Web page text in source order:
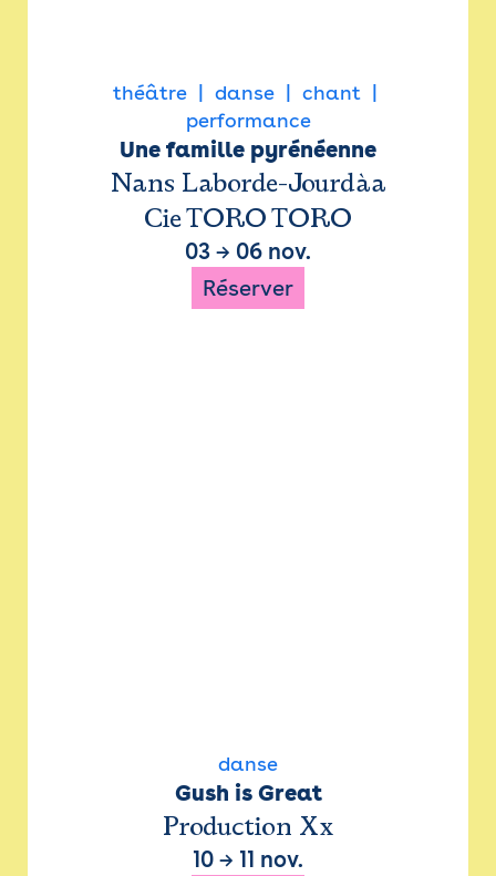
théâtre danse
chant
performance
Une famille pyrénéenne
Nans Laborde-Jourdàa
Cie TORO TORO
03 → 06 nov.
Réserver
danse
Gush is Great
Production Xx
10 → 11 nov.